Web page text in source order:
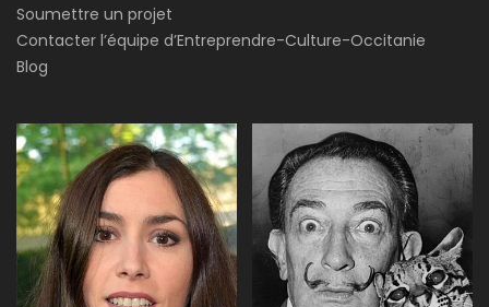
Soumettre un projet
Contacter l’équipe d’Entreprendre-Culture-Occitanie
Blog